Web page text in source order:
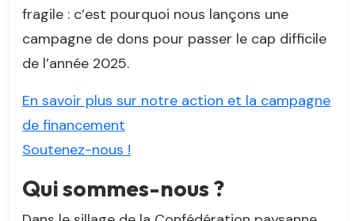
fragile : c’est pourquoi nous lançons une
campagne de dons pour passer le cap difficile
de l’année 2025.
En savoir plus sur notre action et la campagne
de financement
Soutenez-nous !
Qui sommes-nous ?